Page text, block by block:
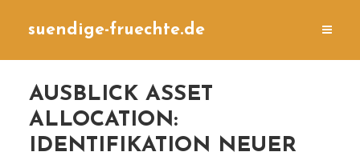
suendige-fruechte.de
AUSBLICK ASSET
ALLOCATION:
IDENTIFIKATION NEUER